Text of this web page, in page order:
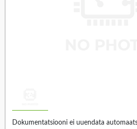
Dokumentatsiooni ei uuendata